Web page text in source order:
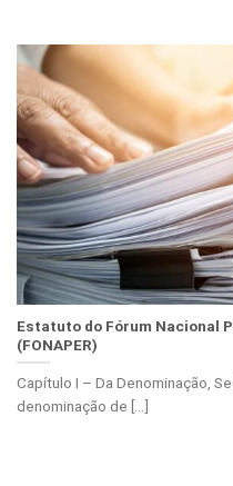
Estatuto do Fórum Nacional
(FONAPER)
Capítulo I – Da Denominação,
denominação de [...]